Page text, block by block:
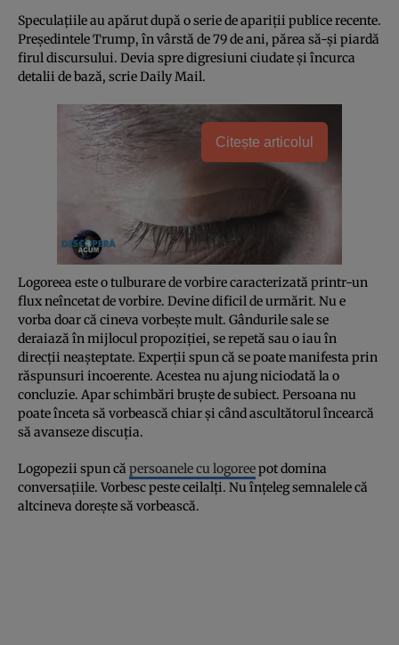
Speculațiile au apărut după o serie de apariții publice recente.
Președintele Trump, în vârstă de 79 de ani, părea să-și piardă
firul discursului. Devia spre digresiuni ciudate și încurca
detalii de bază, scrie Daily Mail.
Citește articolul
Logoreea este o tulburare de vorbire caracterizată printr-un
flux neîncetat de vorbire. Devine dificil de urmărit. Nu e
vorba doar că cineva vorbește mult. Gândurile sale se
deraiază în mijlocul propoziției, se repetă sau o iau în
direcții neașteptate. Experții spun că se poate manifesta prin
răspunsuri incoerente. Acestea nu ajung niciodată la o
concluzie. Apar schimbări bruște de subiect. Persoana nu
poate înceta să vorbească chiar și când ascultătorul încearcă
să avanseze discuția.
Logopezii spun că persoanele cu logoreepot domina
conversațiile. Vorbesc peste ceilalți. Nu înțeleg semnalele că
altcineva dorește să vorbească.